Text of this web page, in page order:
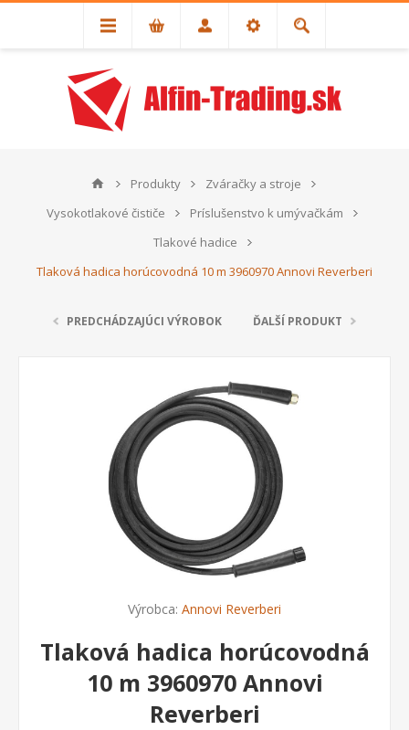
Produkty
Zváračky a stroje
Vysokotlakové čističe
Príslušenstvo k umývačkám
Tlakové hadice
Tlaková hadica horúcovodná 10 m 3960970 Annovi Reverberi
PREDCHÁDZAJÚCI VÝROBOK ĎALŠÍ PRODUKT
Výrobca: Annovi Reverberi
Tlaková hadica horúcovodná
10 m 3960970 Annovi
Reverberi